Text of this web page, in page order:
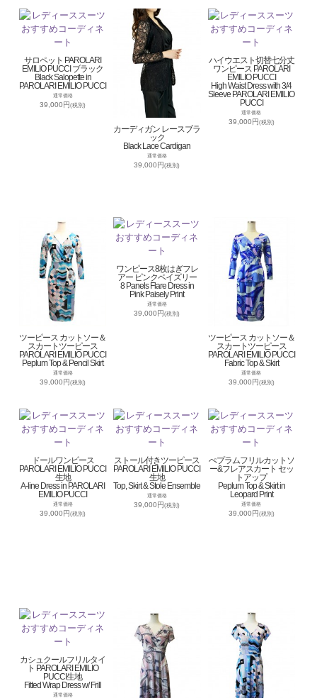
サロペット PAROLARI
EMILIO PUCCI ブラック
Black Salopette in
PAROLARI EMILIO PUCCI
通常価格
39,000円(税別)
カーディガン レースブラ
ック
Black Lace Cardigan
通常価格
39,000円(税別)
ハイウエスト切替七分丈
ワンピース PAROLARI
EMILIO PUCCI
High Waist Dress with 3/4
Sleeve PAROLARI EMILIO
PUCCI
通常価格
39,000円(税別)
ツーピース カットソー＆
スカートツーピース
PAROLARI EMILIO PUCCI
Peplum Top & Pencil Skirt
通常価格
39,000円(税別)
ワンピース8枚はぎフレ
アー ピンクペイズリー
8 Panels Flare Dress in
Pink Paisely Print
通常価格
39,000円(税別)
ツーピース カットソー＆
スカートツーピース
PAROLARI EMILIO PUCCI
Fabric Top & Skirt
通常価格
39,000円(税別)
ドールワンピース
PAROLARI EMILIO PUCCI
生地
A-line Dress in PAROLARI
EMILIO PUCCI
通常価格
39,000円(税別)
ストール付きツーピース
PAROLARI EMILIO PUCCI
生地
Top, Skirt & Stole Ensemble
通常価格
39,000円(税別)
ぺプラムフリルカットソ
ー&フレアスカート セッ
トアップ
Peplum Top & Skirt in
Leopard Print
通常価格
39,000円(税別)
カシュクールフリルタイ
ト PAROLARI EMILIO
PUCCI生地
Fitted Wrap Dress w/ Frill
通常価格